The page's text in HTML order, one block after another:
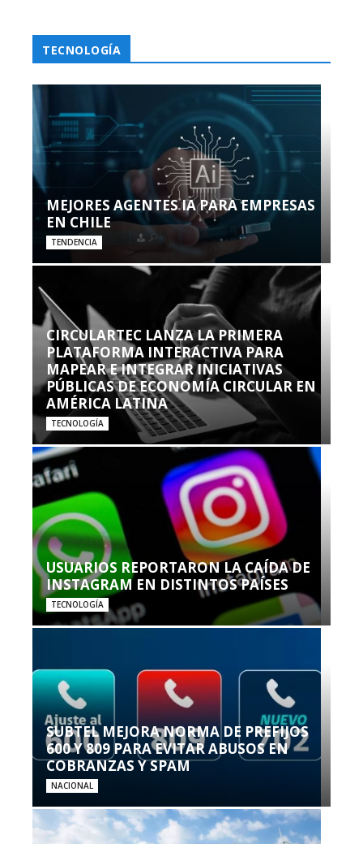
TECNOLOGÍA
MEJORES AGENTES IA PARA EMPRESAS
EN CHILE
TENDENCIA
CIRCULARTEC LANZA LA PRIMERA
PLATAFORMA INTERACTIVA PARA
MAPEAR E INTEGRAR INICIATIVAS
PÚBLICAS DE ECONOMÍA CIRCULAR EN
AMÉRICA LATINA
TECNOLOGÍA
USUARIOS REPORTARON LA CAÍDA DE
INSTAGRAM EN DISTINTOS PAÍSES
TECNOLOGÍA
SUBTEL MEJORA NORMA DE PREFIJOS
600 Y 809 PARA EVITAR ABUSOS EN
COBRANZAS Y SPAM
NACIONAL